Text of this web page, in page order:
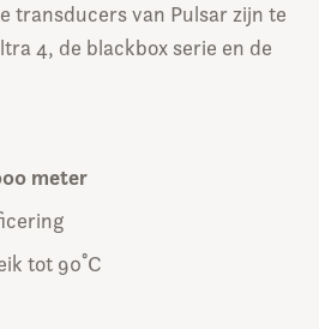
transducers van Pulsar zijn te
4, de blackbox serie en de
meter
tot 90˚C